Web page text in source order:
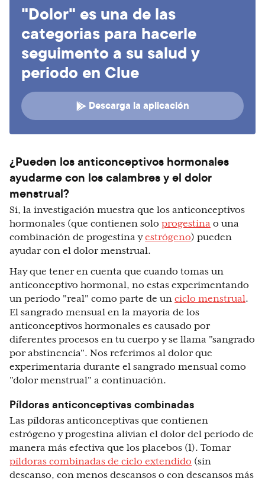
"Dolor" es una de las
categorias para hacerle
seguimento a su salud y
periodo en Clue
Descarga la aplicación
¿Pueden los anticonceptivos hormonales
ayudarme con los calambres y el dolor
menstrual?
Sí, la investigación muestra que los anticonceptivos
hormonales (que contienen solo progestina o una
combinación de progestina yestrógeno) pueden
ayudar con el dolor menstrual.
Hay que tener en cuenta que cuando tomas un
anticonceptivo hormonal, no estas experimentando
un período "real" como parte de un ciclo menstrual.
El sangrado mensual en la mayoría de los
anticonceptivos hormonales es causado por
diferentes procesos en tu cuerpo y se llama "sangrado
por abstinencia". Nos referimos al dolor que
experimentaría durante el sangrado mensual como
"dolor menstrual" a continuación.
Píldoras anticonceptivas combinadas
Las píldoras anticonceptivas que contienen
estrógeno y progestina alivian el dolor del período de
manera más efectiva que los placebos (1). Tomar
píldoras combinadas de ciclo extendido (sin
descanso, con menos descansos o con descansos más